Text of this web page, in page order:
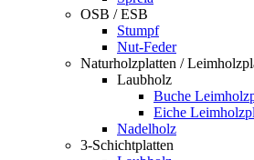
OSB / ESB
Stumpf
Nut-Feder
Naturholzplatten /
Laubholz
Buche
Eiche
Nadelholz
3-Schichtplatten